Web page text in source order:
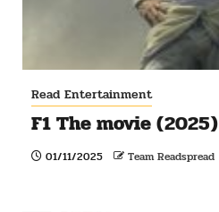
Read Entertainment
F1 The movie (2025)
01/11/2025 Team Readspread